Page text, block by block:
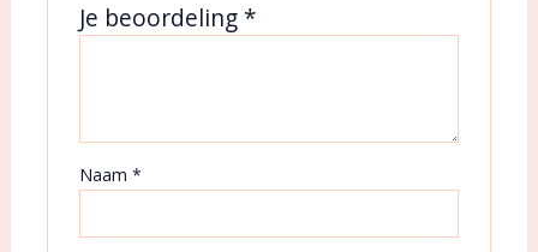
Je beoordeling *
Naam*